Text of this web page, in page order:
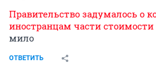
Правительство задумалось о
иностранцам части
мило
ОТВЕТИТЬ